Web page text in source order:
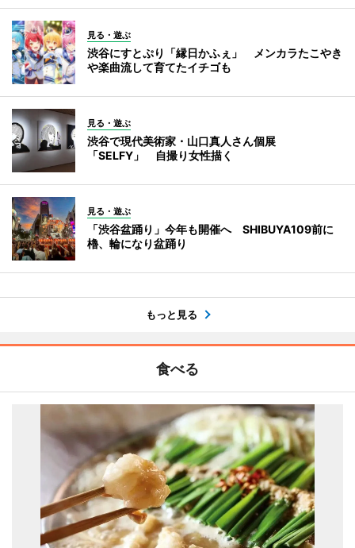
見る・遊ぶ
渋谷にすとぷり「縁日かふぇ」 メンカラたこやき
や楽曲流して育てたイチゴも
見る・遊ぶ
渋谷で現代美術家・山口真人さん個展
「SELFY」 自撮り女性描く
見る・遊ぶ
「渋谷盆踊り」今年も開催へ SHIBUYA109前に
櫓、輪になり盆踊り
もっと見る
食べる